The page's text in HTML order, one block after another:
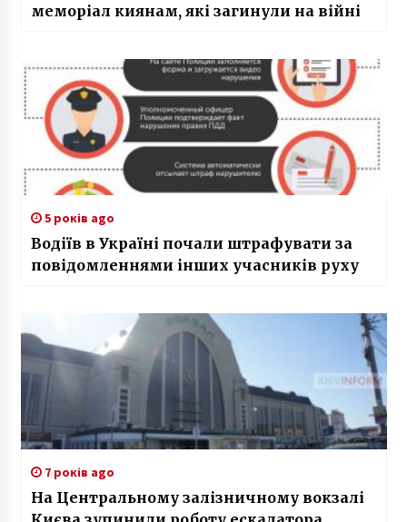
меморіал киянам, які загинули на війні
5 років ago
Водіїв в Україні почали штрафувати за
повідомленнями інших учасників руху
7 років ago
На Центральному залізничному вокзалі